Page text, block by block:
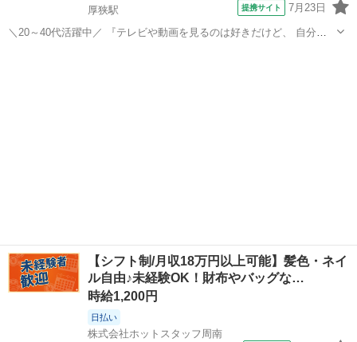
厚狭駅
提携サイト 7月23日
＼20～40代活躍中／ 『テレビや動画を見るのは好きだけど、 自分が
【シフト制/月収18万円以上可能】髪色・ネイ
ル自由♪未経験OK！財布やバッグな…
時給1,200円
日払い
株式会社ホットスタッフ周南